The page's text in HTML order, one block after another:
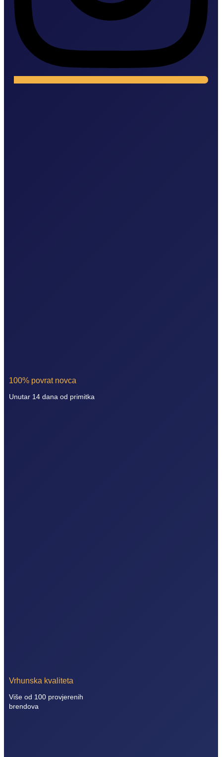
100% povrat novca
Unutar 14 dana od primitka
Vrhunska kvaliteta
Više od 100 provjerenih
brendova